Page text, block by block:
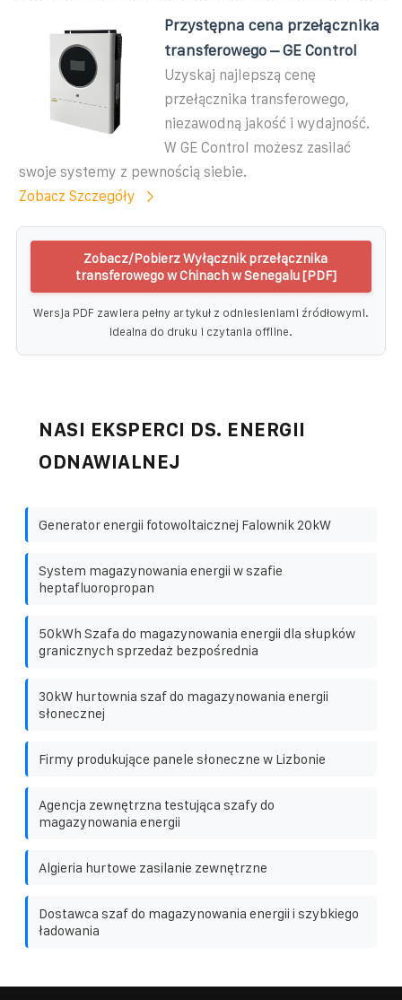
Przystępna cena przełącznika
transferowego – GE Control
Uzyskaj najlepszą cenę
przełącznika transferowego,
niezawodną jakość i wydajność.
W GE Control możesz zasilać
swoje systemy z pewnością siebie.
Zobacz Szczegóły
Zobacz/Pobierz Wyłącznik przełącznika
transferowego w Chinach w Senegalu [PDF]
Wersja PDF zawiera pełny artykuł z odniesieniami źródłowymi.
Idealna do druku i czytania offline.
NASI EKSPERCI DS. ENERGII
ODNAWIALNEJ
Generator energii fotowoltaicznej Falownik 20kW
System magazynowania energii w szafie
heptafluoropropan
50kWh Szafa do magazynowania energii dla słupków
granicznych sprzedaż bezpośrednia
30kW hurtownia szaf do magazynowania energii
słonecznej
Firmy produkujące panele słoneczne w Lizbonie
Agencja zewnętrzna testująca szafy do
magazynowania energii
Algieria hurtowe zasilanie zewnętrzne
Dostawca szaf do magazynowania energii i szybkiego
ładowania